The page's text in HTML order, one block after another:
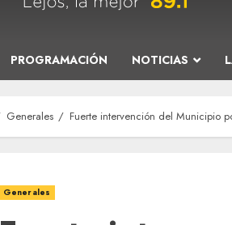
PROGRAMACIÓN NOTICIAS
Generales Fuerte intervención del Municipio
Generales